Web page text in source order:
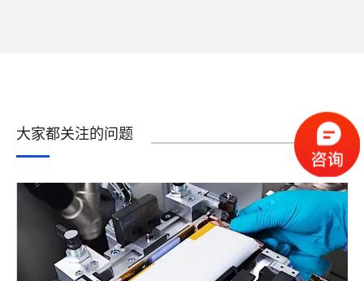
大家都关注的问题